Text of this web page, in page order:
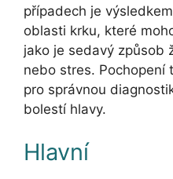
případech je
oblasti krku, které
jako je sedavý způsob
nebo stres. Pochopení
pro správnou
bolestí hlavy.
Hlavní